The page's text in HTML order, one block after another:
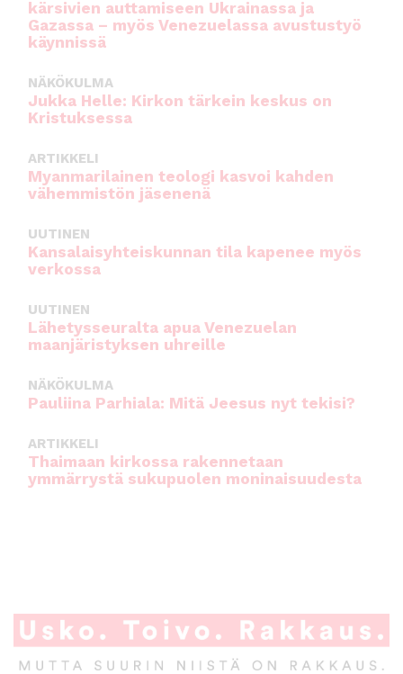
kärsivien auttamiseen Ukrainassa ja
Gazassa – myös Venezuelassa avustustyö
käynnissä
NÄKÖKULMA
Jukka Helle: Kirkon tärkein keskus on
Kristuksessa
ARTIKKELI
Myanmarilainen teologi kasvoi kahden
vähemmistön jäsenenä
UUTINEN
Kansalaisyhteiskunnan tila kapenee myös
verkossa
UUTINEN
Lähetysseuralta apua Venezuelan
maanjäristyksen uhreille
NÄKÖKULMA
Pauliina Parhiala: Mitä Jeesus nyt tekisi?
ARTIKKELI
Thaimaan kirkossa rakennetaan
ymmärrystä sukupuolen moninaisuudesta